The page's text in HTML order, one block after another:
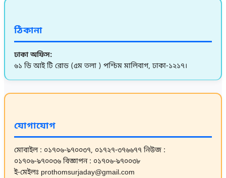
ঠিকানা
ঢাকা অফিস:
৬১ ডি আই টি রোড (৫ম তলা ) পশ্চিম মালিবাগ, ঢাকা-১২১৭।
যোগাযোগ
মোবাইল : ০১৭০৬-৯৭০০৩৭, ০১৭২৭-৩৭৬৬৭৭ নিউজ :
০১৭০৬-৯৭০০৩৬ বিজ্ঞাপন : ০১৭০৬-৯৭০০৩৮
ই-মেইলঃ prothomsurjaday@gmail.com